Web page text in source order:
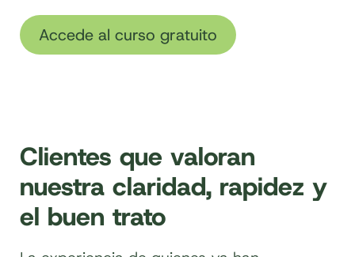
Accede al curso gratuito
Clientes que valoran
nuestra claridad, rapidez y
el buen trato